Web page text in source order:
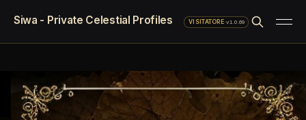
Siwa - Private Celestial Profiles VISITATORE·v1.0.69